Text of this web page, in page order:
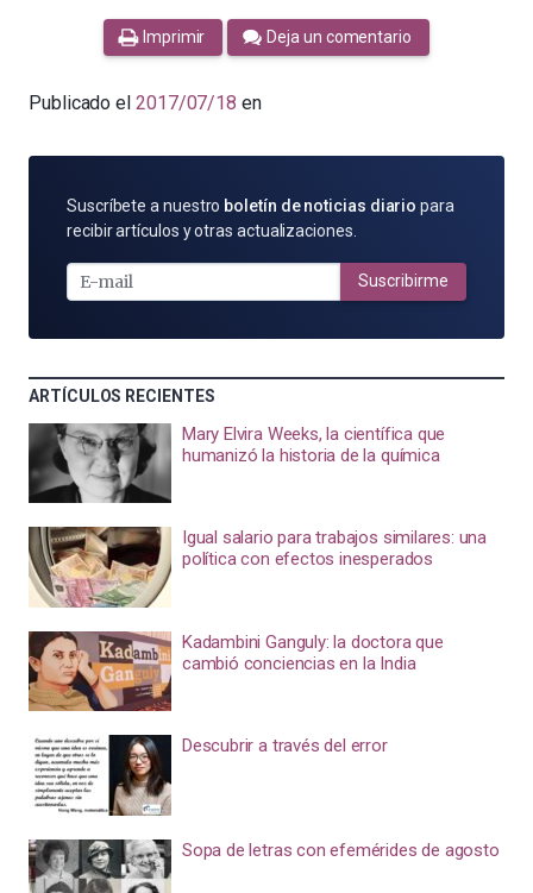
Imprimir Deja un comentario
Publicado el 2017/07/18 en
SUSCRÍBETE
POR
MAIL
Suscríbete a nuestro boletín de noticias diario para
recibir artículos y otras actualizaciones.
Suscribirme
ARTÍCULOS RECIENTES
Mary Elvira Weeks, la científica que
humanizó la historia de la química
Igual salario para trabajos similares: una
política con efectos inesperados
Kadambini Ganguly: la doctora que
cambió conciencias en la India
Descubrir a través del error
Sopa de letras con efemérides de agosto